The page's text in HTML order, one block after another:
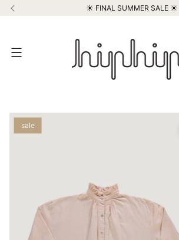
☀️ FINAL SUMMER SALE ☀️
Meniu
sale